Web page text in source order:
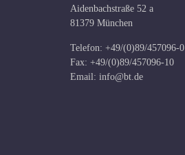
Aidenbachstraße 52 a
81379 München
Telefon: +49/(0)89/457096-0
Fax: +49/(0)89/457096-10
Email: info@bt.de